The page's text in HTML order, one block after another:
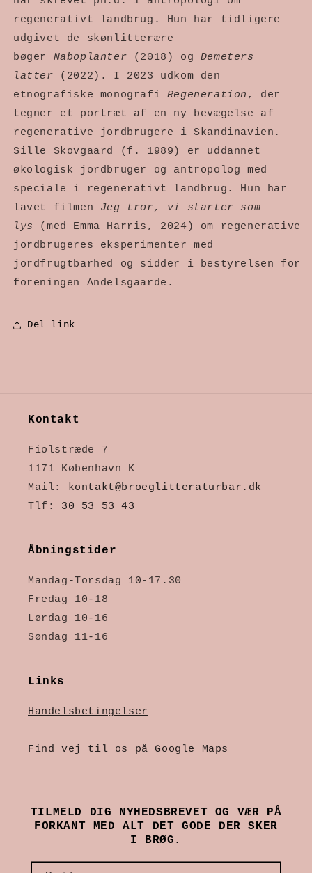
regenerativt landbrug. Hun har tidligere
udgivet de skønlitterære
bøger Naboplanter (2018) og Demeters
latter (2022). I 2023 udkom den
etnografiske monografi Regeneration , der
tegner et portræt af en ny bevægelse af
regenerative jordbrugere i Skandinavien.
Sille Skovgaard (f. 1989) er uddannet
økologisk jordbruger og antropolog med
speciale i regenerativt landbrug. Hun har
lavet filmen Jeg tror, vi starter som
lys
(med Emma Harris, 2024) om regenerative
jordbrugeres eksperimenter med
jordfrugtbarhed og sidder i bestyrelsen for
foreningen Andelsgaarde.
Del link
Kontakt
Fiolstræde 7
1171 København K
Mail: kontakt@broeglitteraturbar.dk
Tlf: 30 53 53 43
Åbningstider
Mandag-Torsdag 10-17.30
Fredag 10-18
Lørdag 10-16
Søndag 11-16
Links
Handelsbetingelser
Find vej til os på Google Maps
TILMELD DIG NYHEDSBREVET OG VÆR PÅ
FORKANT MED ALT DET GODE DER SKER
I BRØG.